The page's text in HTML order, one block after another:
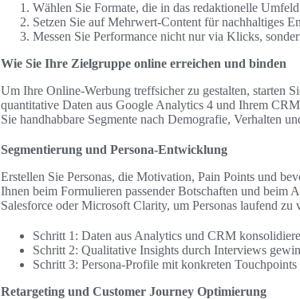
Wählen Sie Formate, die in das redaktionelle Umfeld
Setzen Sie auf Mehrwert-Content für nachhaltiges
Messen Sie Performance nicht nur via Klicks,
Wie Sie Ihre Zielgruppe online erreichen und binden
Um Ihre Online-Werbung treffsicher zu gestalten, starten
quantitative Daten aus Google Analytics 4 und Ihrem
Sie handhabbare Segmente nach Demografie, Verhalten
Segmentierung und Persona-Entwicklung
Erstellen Sie Personas, die Motivation, Pain Points und
Ihnen beim Formulieren passender Botschaften und beim
Salesforce oder Microsoft Clarity, um Personas laufend zu
Schritt 1: Daten aus Analytics und CRM
Schritt 2: Qualitative Insights durch Interviews
Schritt 3: Persona-Profile mit konkreten Touchpoints
Retargeting und Customer Journey Optimierung